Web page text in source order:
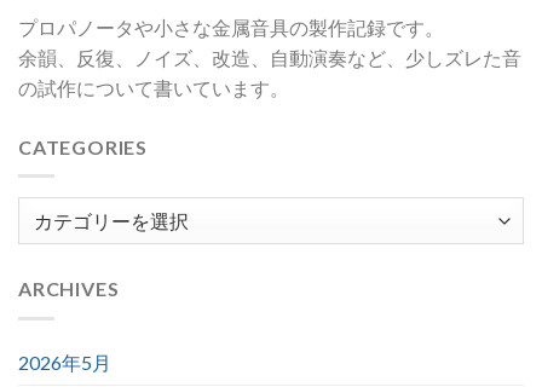
プロパノータや小さな金属音具の製作記録です。
余韻、反復、ノイズ、改造、自動演奏など、少しズレた音
の試作について書いています。
CATEGORIES
Categories
ARCHIVES
2026年5月